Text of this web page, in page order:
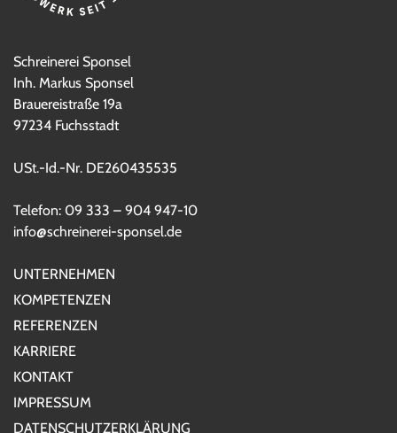
Schreinerei Sponsel
Inh. Markus Sponsel
Brauereistraße 19a
97234 Fuchsstadt
USt.-Id.-Nr. DE260435535
Telefon: 09 333 – 904 947-10
info@schreinerei-sponsel.de
UNTERNEHMEN
KOMPETENZEN
REFERENZEN
KARRIERE
KONTAKT
IMPRESSUM
DATENSCHUTZERKLÄRUNG